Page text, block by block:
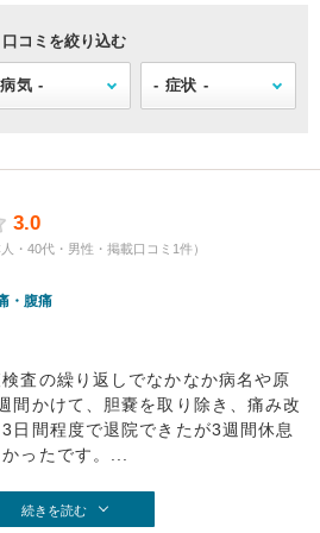
口コミを絞り込む
3.0
・40代・男性・掲載口コミ1件）
・腹痛
査の繰り返しでなかなか病名や原
間かけて、胆嚢を取り除き、痛み改
日間程度で退院できたが3週間休息
ったです。...
続きを読む